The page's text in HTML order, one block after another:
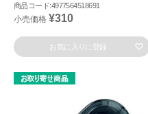
商品コード:4977564518691
小売価格 ¥310
お気に入りに登録